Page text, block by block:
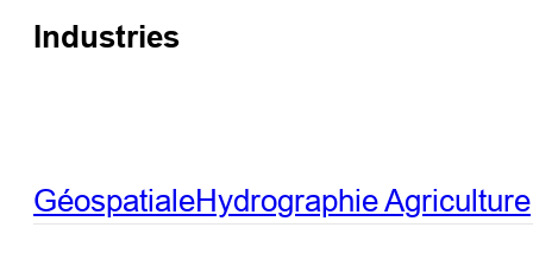
Industries
GéospatialeHydrographieAgriculture